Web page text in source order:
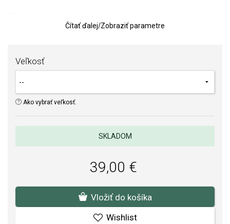
požiadavky.
Čítať ďalej/Zobraziť parametre
Veľkosť
Ako vybrať veľkosť.
SKLADOM
39,00 €
Vložiť do košíka
Wishlist